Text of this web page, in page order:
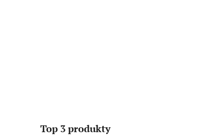
Top 3 produkty